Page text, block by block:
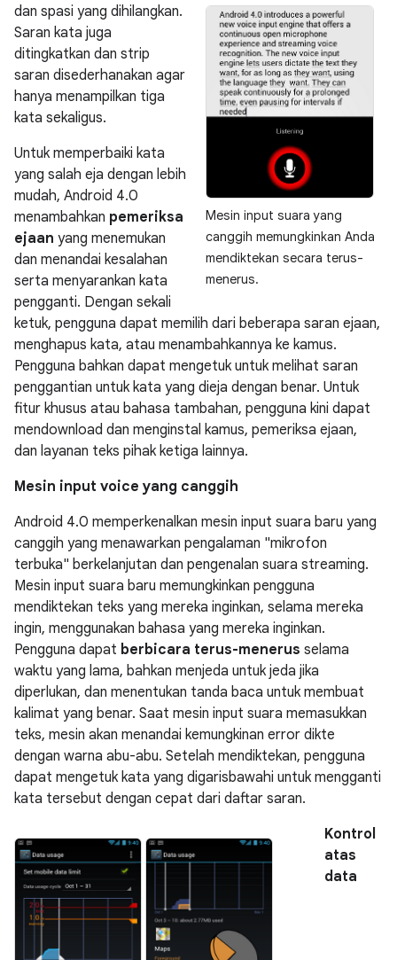
Mesin input suara yang
canggih memungkinkan Anda
mendiktekan secara terus-
menerus.
dan spasi yang dihilangkan.
Saran kata juga
ditingkatkan dan strip
saran disederhanakan agar
hanya menampilkan tiga
kata sekaligus.
Untuk memperbaiki kata
yang salah eja dengan lebih
mudah, Android 4.0
menambahkan pemeriksa
ejaan yang menemukan
dan menandai kesalahan
serta menyarankan kata
pengganti. Dengan sekali
ketuk, pengguna dapat memilih dari beberapa saran ejaan,
menghapus kata, atau menambahkannya ke kamus.
Pengguna bahkan dapat mengetuk untuk melihat saran
penggantian untuk kata yang dieja dengan benar. Untuk
fitur khusus atau bahasa tambahan, pengguna kini dapat
mendownload dan menginstal kamus, pemeriksa ejaan,
dan layanan teks pihak ketiga lainnya.
Mesin input voice yang canggih
Android 4.0 memperkenalkan mesin input suara baru yang
canggih yang menawarkan pengalaman "mikrofon
terbuka" berkelanjutan dan pengenalan suara streaming.
Mesin input suara baru memungkinkan pengguna
mendiktekan teks yang mereka inginkan, selama mereka
ingin, menggunakan bahasa yang mereka inginkan.
Pengguna dapat berbicara terus-menerus selama
waktu yang lama, bahkan menjeda untuk jeda jika
diperlukan, dan menentukan tanda baca untuk membuat
kalimat yang benar. Saat mesin input suara memasukkan
teks, mesin akan menandai kemungkinan error dikte
dengan warna abu-abu. Setelah mendiktekan, pengguna
dapat mengetuk kata yang digarisbawahi untuk mengganti
kata tersebut dengan cepat dari daftar saran.
Kontrol
atas
data